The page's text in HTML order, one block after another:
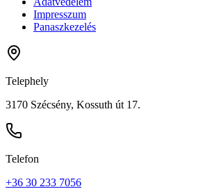
Impresszum
Panaszkezelés
Telephely
3170 Szécsény, Kossuth út 17.
Telefon
+36 30 233 7056